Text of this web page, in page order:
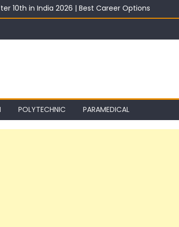
10th in India 2026 | Best Career Options
With Salary 2026 | Top Career Options
2026: Best ITI Trade, Salary & Job Scope
Wise: Expected Marks, Rank List & Merit List
POLYTECHNIC PARAMEDICAL